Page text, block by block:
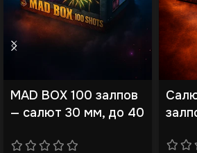
MAD BOX 100 залпов
— салют 30 мм, до 40